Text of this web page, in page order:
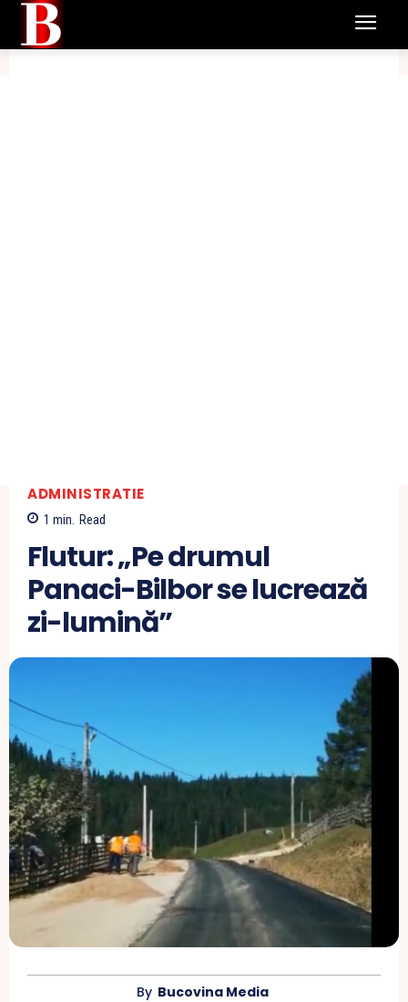
ADMINISTRATIE
1 min. Read
Flutur: „Pe drumul
Panaci-Bilbor se lucrează
zi-lumină”
By Bucovina Media